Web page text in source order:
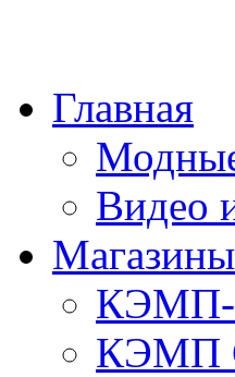
Главная
Видео
Магазины
КЭМП-
КЭМП